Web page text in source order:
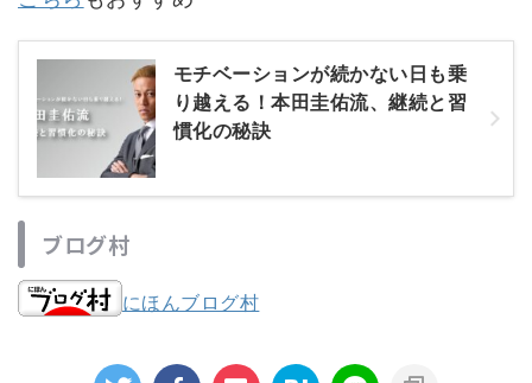
モチベーションが続かない日も乗
り越える！本田圭佑流、継続と習
慣化の秘訣
ブログ村
にほんブログ村